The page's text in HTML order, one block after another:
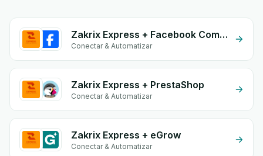
Zakrix Express + Facebook Commerce
Conectar & Automatizar
Zakrix Express + PrestaShop
Conectar & Automatizar
Zakrix Express + eGrow
Conectar & Automatizar